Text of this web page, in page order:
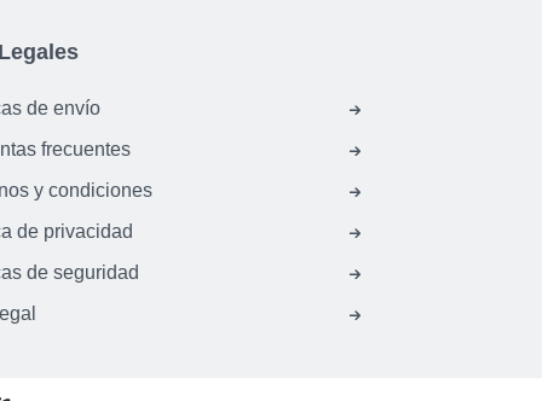
de envío
frecuentes
y condiciones
de privacidad
de seguridad